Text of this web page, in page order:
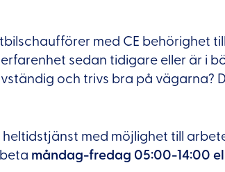
med CE behörighet
sedan tidigare eller är i
och trivs bra på vägarna?
heltidstjänst med möjlighet till
måndag-fredag 05:00-14:00